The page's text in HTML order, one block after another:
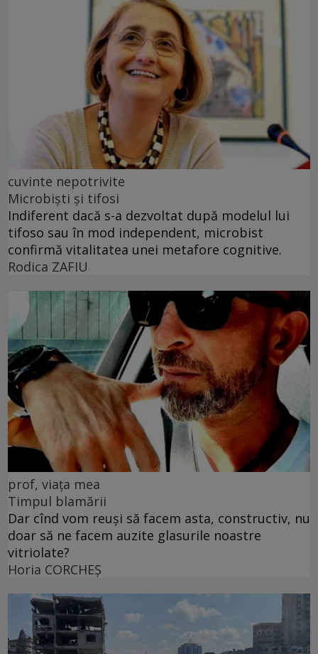
cuvinte nepotrivite
Microbiști și tifosi
Indiferent dacă s-a dezvoltat după modelul lui
tifoso sau în mod independent, microbist
confirmă vitalitatea unei metafore cognitive.
Rodica ZAFIU
prof, viața mea
Timpul blamării
Dar cînd vom reuși să facem asta, constructiv, nu
doar să ne facem auzite glasurile noastre
vitriolate?
Horia CORCHEŞ